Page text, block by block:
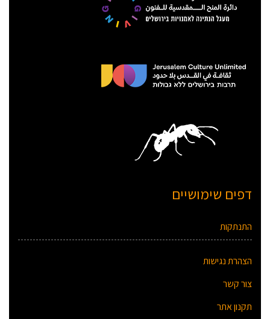
דפים שימושיים
התנתקות
הצהרת נגישות
צור קשר
תקנון אתר